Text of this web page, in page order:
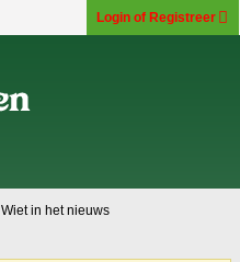
Login of Registreer
Wiet in het nieuws